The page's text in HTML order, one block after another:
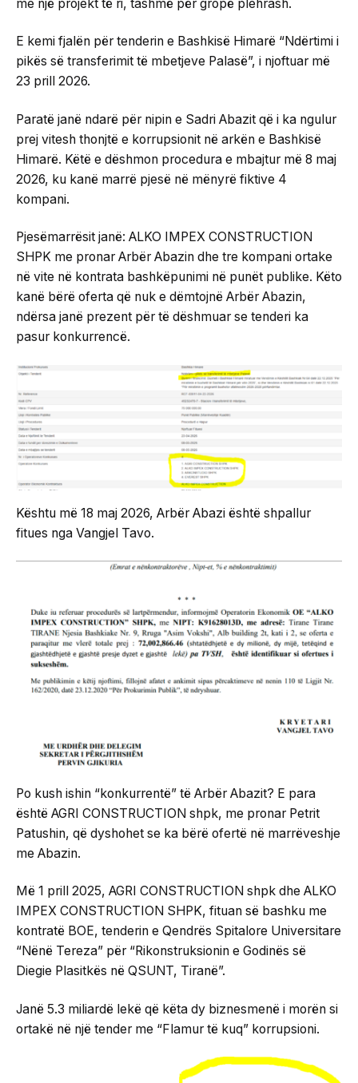
me një projekt të ri, tashmë për gropë plehrash.
E kemi fjalën për tenderin e Bashkisë Himarë “Ndërtimi i
pikës së transferimit të mbetjeve Palasë”, i njoftuar më
23 prill 2026.
Paratë janë ndarë për nipin e Sadri Abazit që i ka ngulur
prej vitesh thonjtë e korrupsionit në arkën e Bashkisë
Himarë. Këtë e dëshmon procedura e mbajtur më 8 maj
2026, ku kanë marrë pjesë në mënyrë fiktive 4
kompani.
Pjesëmarrësit janë: ALKO IMPEX CONSTRUCTION
SHPK me pronar Arbër Abazin dhe tre kompani ortake
në vite në kontrata bashkëpunimi në punët publike. Këto
kanë bërë oferta që nuk e dëmtojnë Arbër Abazin,
ndërsa janë prezent për të dëshmuar se tenderi ka
pasur konkurrencë.
Kështu më 18 maj 2026, Arbër Abazi është shpallur
fitues nga Vangjel Tavo.
Po kush ishin “konkurrentë” të Arbër Abazit? E para
është AGRI CONSTRUCTION shpk, me pronar Petrit
Patushin, që dyshohet se ka bërë ofertë në marrëveshje
me Abazin.
Më 1 prill 2025, AGRI CONSTRUCTION shpk dhe ALKO
IMPEX CONSTRUCTION SHPK, fituan së bashku me
kontratë BOE, tenderin e Qendrës Spitalore Universitare
“Nënë Tereza” për “Rikonstruksionin e Godinës së
Diegie Plasitkës në QSUNT, Tiranë”.
Janë 5.3 miliardë lekë që këta dy biznesmenë i morën si
ortakë në një tender me “Flamur të kuq” korrupsioni.